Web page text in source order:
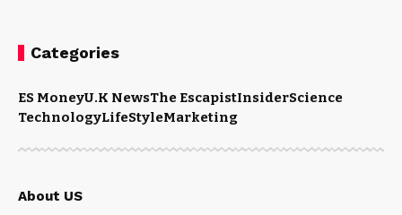
Categories
ES MoneyU.K NewsThe EscapistInsiderScience
TechnologyLifeStyleMarketing
About US